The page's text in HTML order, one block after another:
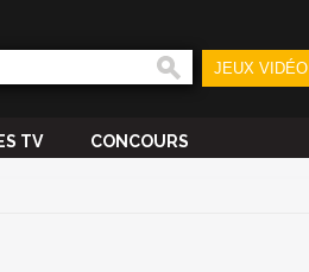
JEUX VIDÉO
TV CONCOURS